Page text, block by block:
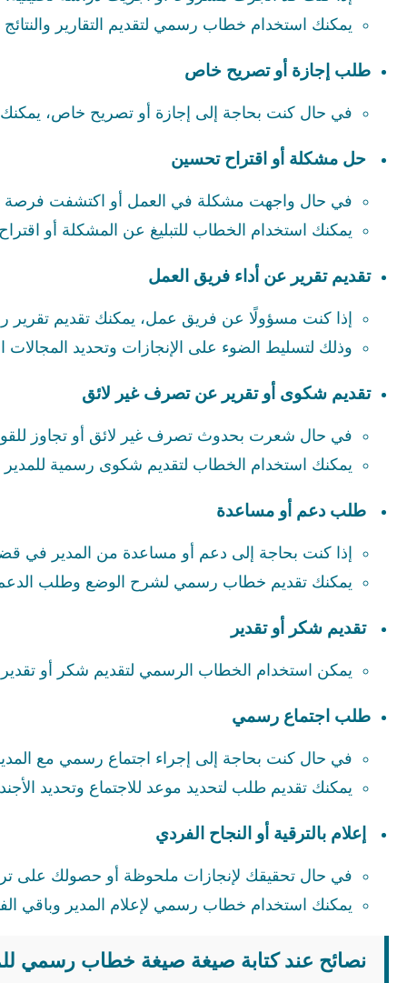
يمكنك استخدام خطاب رسمي لتقديم التقارير
طلب إجازة أو تصريح خاص
في حال كنت بحاجة إلى إجازة أو تصريح خاص،
حل مشكلة أو اقتراح تحسين
في حال واجهت مشكلة في العمل أو اكتشفت فرصة
يمكنك استخدام الخطاب للتبليغ عن المشكلة أو
تقديم تقرير عن أداء فريق العمل
إذا كنت مسؤولًا عن فريق عمل، يمكنك تقديم تقرير
وذلك لتسليط الضوء على الإنجازات وتحديد المجالات
تقديم شكوى أو تقرير عن تصرف غير لائق
في حال شعرت بحدوث تصرف غير لائق أو تجاوز
يمكنك استخدام الخطاب لتقديم شكوى رسمية للمدير
طلب دعم أو مساعدة
إذا كنت بحاجة إلى دعم أو مساعدة من المدير في
يمكنك تقديم خطاب رسمي لشرح الوضع وطلب
تقديم شكر أو تقدير
يمكن استخدام الخطاب الرسمي لتقديم شكر أو تقدير
طلب اجتماع رسمي
في حال كنت بحاجة إلى إجراء اجتماع رسمي مع
يمكنك تقديم طلب لتحديد موعد للاجتماع وتحديد
إعلام بالترقية أو النجاح الفردي
في حال تحقيقك لإنجازات ملحوظة أو حصولك على
يمكنك استخدام خطاب رسمي لإعلام المدير وباقي
نصائح عند كتابة صيغة صيغة خطاب رسمي